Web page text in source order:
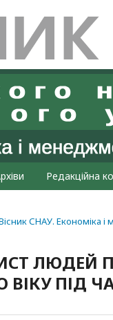
Редакційна
СНАУ. Економіка
ЛЮДЕЙ
ПІД